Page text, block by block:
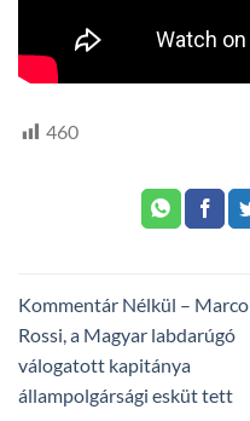
460
Kommentár Nélkül – Marco
Rossi, a Magyar labdarúgó
válogatott kapitánya
állampolgársági esküt tett